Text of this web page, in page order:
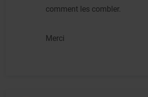
comment les combler.
Merci